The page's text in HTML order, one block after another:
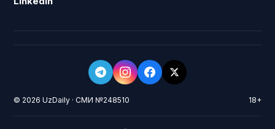
© 2026 UzDaily · СМИ №248510 18+